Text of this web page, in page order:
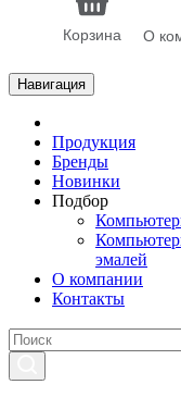
Корзина О
Навигация
Продукция
Бренды
Новинки
Подбор
эмалей
О компании
Контакты